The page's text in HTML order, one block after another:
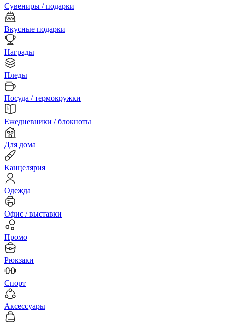
Сувениры / подарки
Вкусные подарки
Награды
Пледы
Посуда / термокружки
Ежедневники / блокноты
Для дома
Канцелярия
Одежда
Офис / выставки
Промо
Рюкзаки
Спорт
Аксессуары